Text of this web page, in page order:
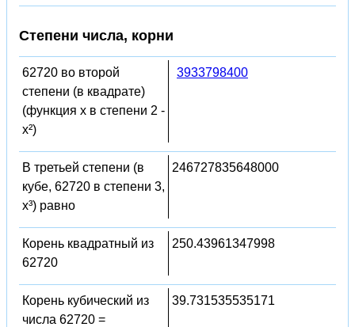
Степени числа, корни
62720 во второй
степени (в квадрате)
(функция x в степени 2 -
x²)
3933798400
В третьей степени (в
кубе, 62720 в степени 3,
x³) равно
246727835648000
Корень квадратный из
62720
250.43961347998
Корень кубический из
числа 62720 =
39.731535535171